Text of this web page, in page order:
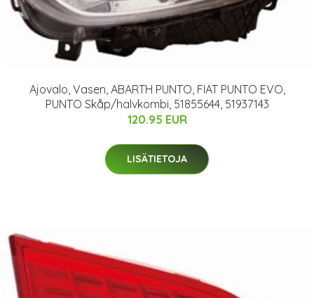
Ajovalo, Vasen, ABARTH PUNTO, FIAT PUNTO EVO,
PUNTO Skåp/halvkombi, 51855644, 51937143
120.95 EUR
LISÄTIETOJA